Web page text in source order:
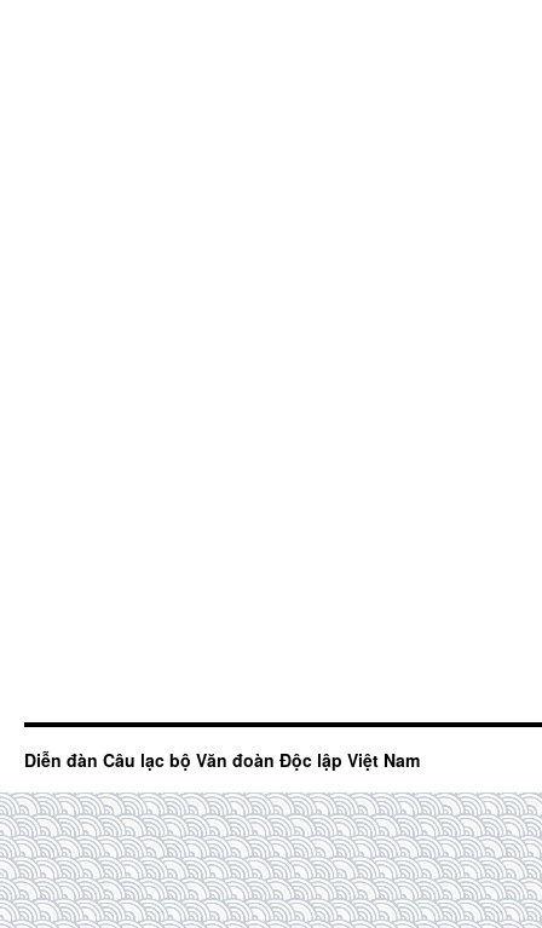
Diễn đàn Câu lạc bộ Văn đoàn Độc lập Việt Nam